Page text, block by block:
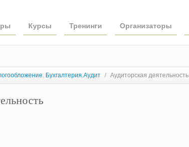
Курсы Тренинги Организаторы
Бухгалтерия.Аудит / Аудиторская деятельность